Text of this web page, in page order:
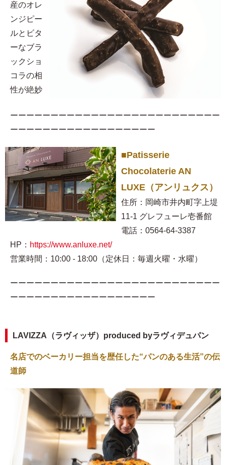
産のオレ
ンジピー
ルとビタ
ーなブラ
ックショ
コラの相
性が絶妙
ーーーーーーーーーーーーーーーーーーーーーーーーーー
ーーーーーーーーーーーーーーーーーー
■Patisserie
Chocolaterie AN
LUXE（アンリュクス）
住所：岡崎市井内町字上堤
11-1 グレフューレ壱番館
電話：0564-64-3387
HP： https://www.anluxe.net/
営業時間：10:00 - 18:00（定休日：毎週火曜・水曜）
ーーーーーーーーーーーーーーーーーーーーーーーーーー
ーーーーーーーーーーーーーーーーーー
LAVIZZA（ラヴィッザ）produced byラヴィデュパン
名店でのベーカリー担当を歴任した“パンのある生活”の伝
道師